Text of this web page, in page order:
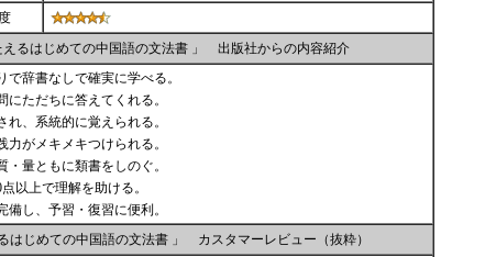
えるはじめての中国語の文法書 」 出版社からの内容紹介
で辞書なしで確実に学べる。
にただちに答えてくれる。
れ、系統的に覚えられる。
がメキメキつけられる。
・量ともに類書をしのぐ。
以上で理解を助ける。
備し、予習・復習に便利。
はじめての中国語の文法書 」 カスタマーレビュー（抜粋）